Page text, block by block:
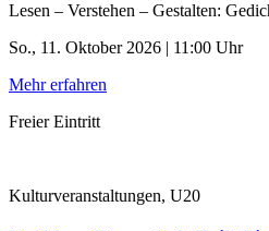
Lesen – Verstehen – Gestalten:
So., 11. Oktober 2026 | 11:00 Uhr
Mehr erfahren
Freier Eintritt
Kulturveranstaltungen, U20